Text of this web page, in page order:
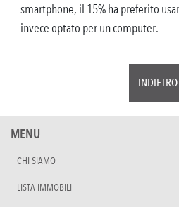
smartphone, il 15% ha preferito
invece optato per un computer.
INDIETRO
MENU
CHI SIAMO
LISTA IMMOBILI